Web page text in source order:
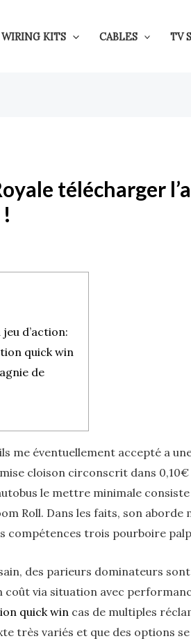
WIRING KITS CABLES TV
télécharger
d’action:
quick win
de
ils me éventuellement accepté a
cloison circonscrit dans
le mettre minimale
Roll. Dans les faits, son
compétences trois pourboire
des parieurs dominateurs
coût via situation avec
quick wincas de multiples
très variés et que des options